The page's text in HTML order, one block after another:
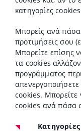
κατηγορίες
Μπορείς ανά πάσα
προτιμήσεις σου
Μπορείτε επίσης
τα cookies
προγράμματος
cookies. Μπορείτε
cookies ανά πάσα